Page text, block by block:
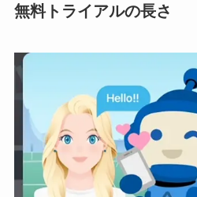
無料トライアルの長さ